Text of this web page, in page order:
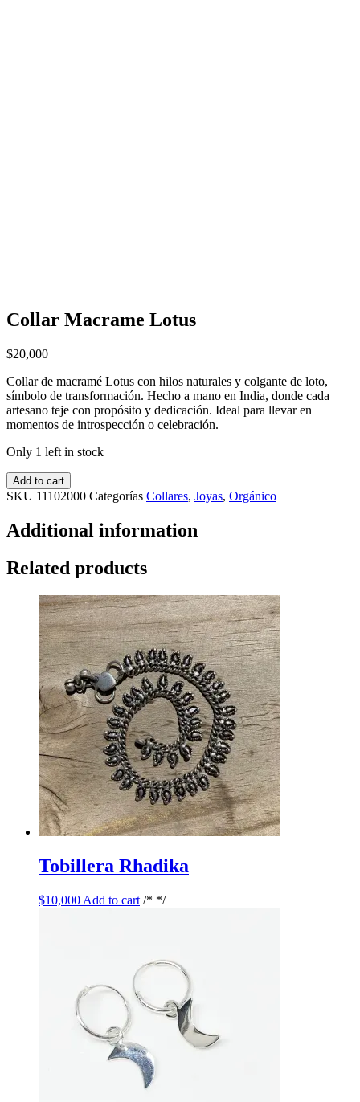
Collar Macrame Lotus
$20,000
Collar de macramé Lotus con hilos naturales y colgante de loto,
símbolo de transformación. Hecho a mano en India, donde cada
artesano teje con propósito y dedicación. Ideal para llevar en
momentos de introspección o celebración.
Only 1 left in stock
Add to cart
SKU 11102000 Categorías Collares, Joyas, Orgánico
Additional information
Related products
Tobillera Rhadika
$10,000 Add to cart /* */